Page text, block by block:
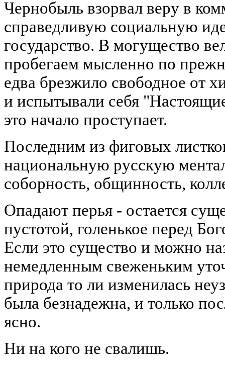
Чернобыль взорвал веру в
справедливую социальную
государство. В могущество
пробегаем мысленно по
едва брезжило свободное от
и испытывали себя
это начало проступает.
Последним из фиговых
национальную русскую
соборность, общинность,
Опадают перья - остается
пустотой, голенькое перед
Если это существо и можно
немедленным свеженьким
природа то ли изменилась
была безнадежна, и только
ясно.
Ни на кого не свалишь.